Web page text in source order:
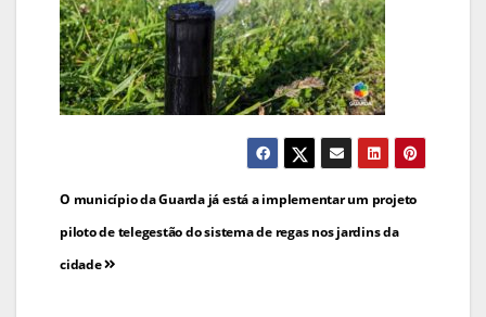
Navegação
de
artigos
O município da Guarda já está a implementar um projeto
piloto de telegestão do sistema de regas nos jardins da
cidade